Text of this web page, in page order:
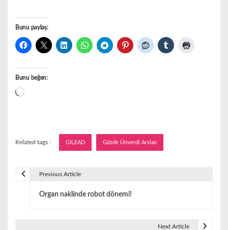
Bunu paylaş:
Bunu beğen:
Yükleniyor...
Related tags : GILEAD Gözde Ünverdi Arslan
Previous Article
Organ naklinde robot dönemi!
Next Article